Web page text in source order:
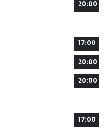
20:00
17:00
20:00
20:00
17:00